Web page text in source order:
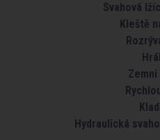
Svahová
Kleště
Hydraulická